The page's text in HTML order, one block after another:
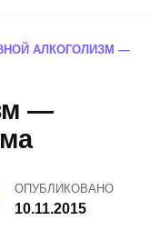
АЛКОГОЛИЗМ —
—
ОПУБЛИКОВАНО
10.11.2015